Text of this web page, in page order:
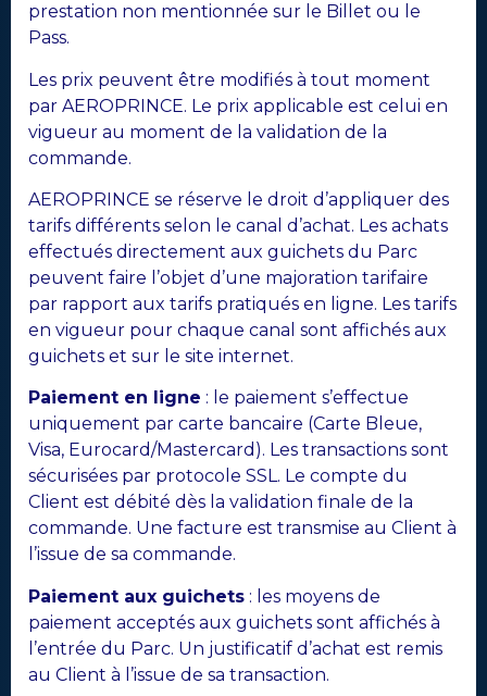
prestation non mentionnée sur le Billet ou le
Pass.
Les prix peuvent être modifiés à tout moment
par AEROPRINCE. Le prix applicable est celui en
vigueur au moment de la validation de la
commande.
AEROPRINCE se réserve le droit d’appliquer des
tarifs différents selon le canal d’achat. Les achats
effectués directement aux guichets du Parc
peuvent faire l’objet d’une majoration tarifaire
par rapport aux tarifs pratiqués en ligne. Les tarifs
en vigueur pour chaque canal sont affichés aux
guichets et sur le site internet.
Paiement en ligne : le paiement s’effectue
uniquement par carte bancaire (Carte Bleue,
Visa, Eurocard/Mastercard). Les transactions sont
sécurisées par protocole SSL. Le compte du
Client est débité dès la validation finale de la
commande. Une facture est transmise au Client à
l’issue de sa commande.
Paiement aux guichets : les moyens de
paiement acceptés aux guichets sont affichés à
l’entrée du Parc. Un justificatif d’achat est remis
au Client à l’issue de sa transaction.